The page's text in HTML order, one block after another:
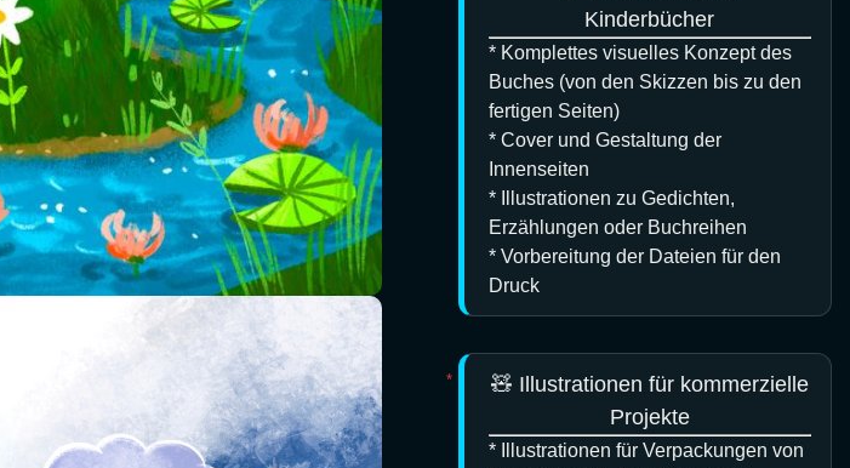
Kinderbücher
* Komplettes visuelles Konzept des
Buches (von den Skizzen bis zu den
fertigen Seiten)
* Cover und Gestaltung der
Innenseiten
* Illustrationen zu Gedichten,
Erzählungen oder Buchreihen
* Vorbereitung der Dateien für den
Druck
🧸 Illustrationen für kommerzielle
Projekte
* Illustrationen für Verpackungen von